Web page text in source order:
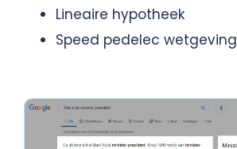
Lineaire hypotheek
Speed pedelec wetgeving